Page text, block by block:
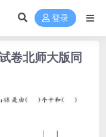
登录
卷北师大版同